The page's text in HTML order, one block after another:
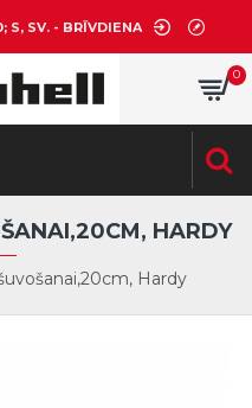
S, SV. - BRĪVDIENA
0
Hardy
HARDY